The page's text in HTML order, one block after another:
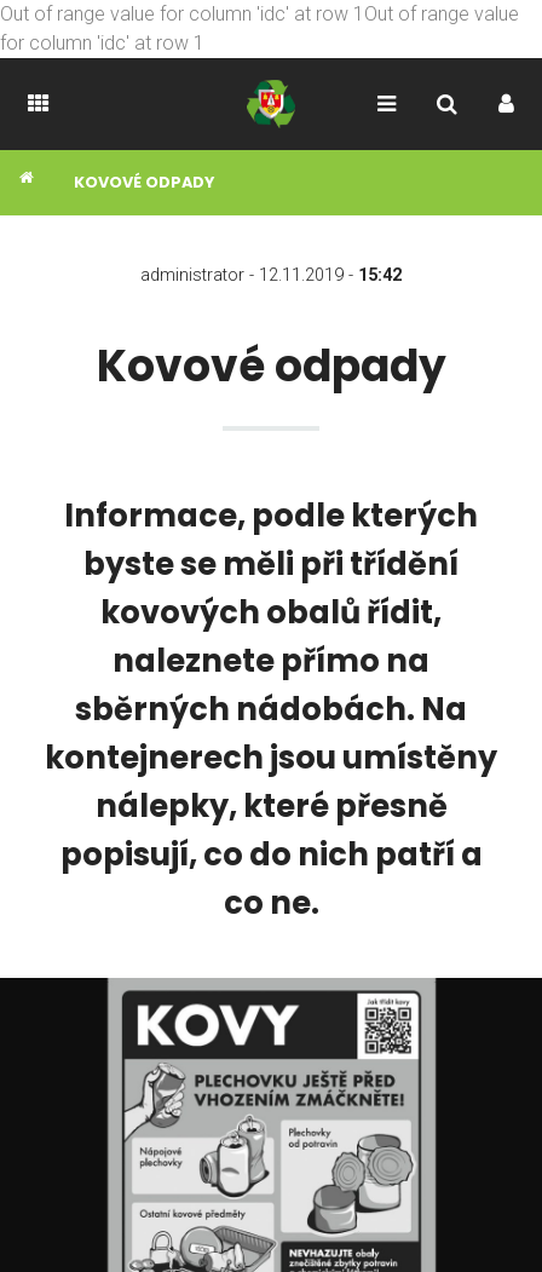
Out of range value for column 'idc' at row 1Out of range value
for column 'idc' at row 1
KOVOVÉ ODPADY
administrator - 12.11.2019 - 15:42
Kovové odpady
Informace, podle kterých
byste se měli při třídění
kovových obalů řídit,
naleznete přímo na
sběrných nádobách. Na
kontejnerech jsou umístěny
nálepky, které přesně
popisují, co do nich patří a
co ne.